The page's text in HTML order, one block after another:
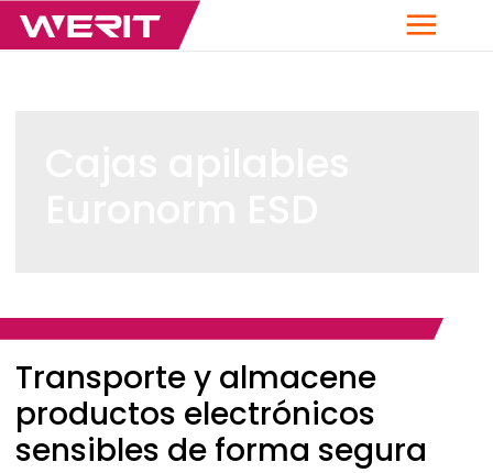
Menú
Breadcrumb
Transporte y almacene
productos electrónicos
sensibles de forma segura